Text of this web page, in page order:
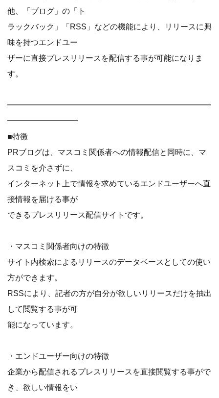
他、「ブログ」の「ト
ラックバック」「RSS」などの機能により、リリースに興
味を持つエンドユー
ザーに直接プレスリリースを配信する事が可能になりま
す。
━━━━━━━━━━━━━━━━━━━━━━━━━━
━━━━━━━━━
■特徴
PRブログは、マスコミ関係者への情報配信と同時に、マ
スコミを介さずに、
インターネット上で情報を求めているエンドユーザーへ直
接情報を届ける事が
できるプレスリリース配信サイトです。
・マスコミ関係者向けの特徴
サイト内検索によるリリースのデータベースとしての使い
方ができます。
RSSにより、記者の方が自分が欲しいリリースだけを抽出
して閲覧する事が可
能になっています。
・エンドユーザー向けの特徴
企業から配信されるプレスリリースを直接閲覧する事がで
き、欲しい情報をい